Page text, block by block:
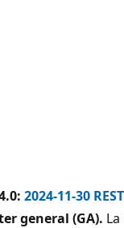
2024-11-30 REST
general (GA). La